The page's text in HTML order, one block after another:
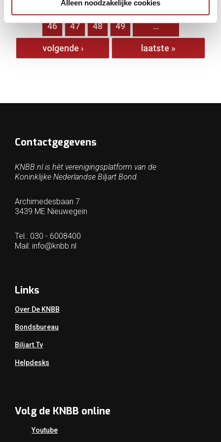
Alleen noodzakelijke cookies
41 42 43 44
46 47 48 49 …
volgende › laatste »
Contactgegevens
KNBB.nl is hèt verenigingsplatform van de
Koninklijke Nederlandse Biljart Bond.
Archimedesbaan 7
3439 ME Nieuwegein
Tel.: 030 - 6008400
Mail: info@knbb.nl
Links
Over De KNBB
Bondsbureau
Biljart.tv
Helpdesks
Volg de KNBB online
Youtube